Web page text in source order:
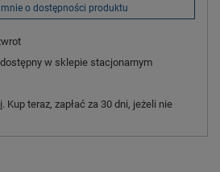
o dostępności produktu
w sklepie stacjonarnym
. Kup teraz, zapłać za 30 dni, jeżeli nie